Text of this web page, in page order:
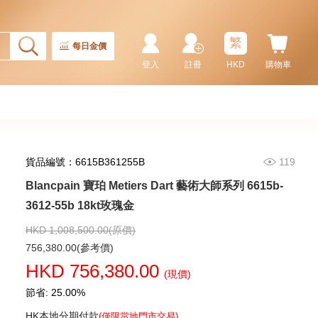
每日金價
購物車
繁
HKD
註冊
登入
貨品編號：6615B361255B 119
Blancpain 寶珀 Metiers Dart 藝術大師系列 6615b-
3612-55b 18kt玫瑰金
HKD 1,008,500.00(原價)
756,380.00(參考價)
HKD 756,380.00 (現價)
節省: 25.00%
Blancpain 寶珀 Fifty Fathoms
五十噚系列 5015-1130-52a 精鋼